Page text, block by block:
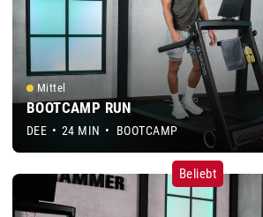
DEE • 24 MIN • BOOTCAMP
BOOTCAMP RUN
Mittel
Beliebt